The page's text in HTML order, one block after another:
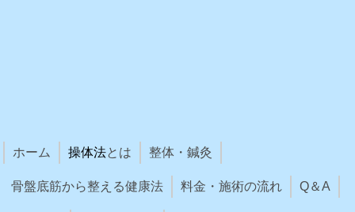
ホーム 操体法とは 整体・鍼灸
骨盤底筋から整える健康法 料金・施術の流れ Q＆A